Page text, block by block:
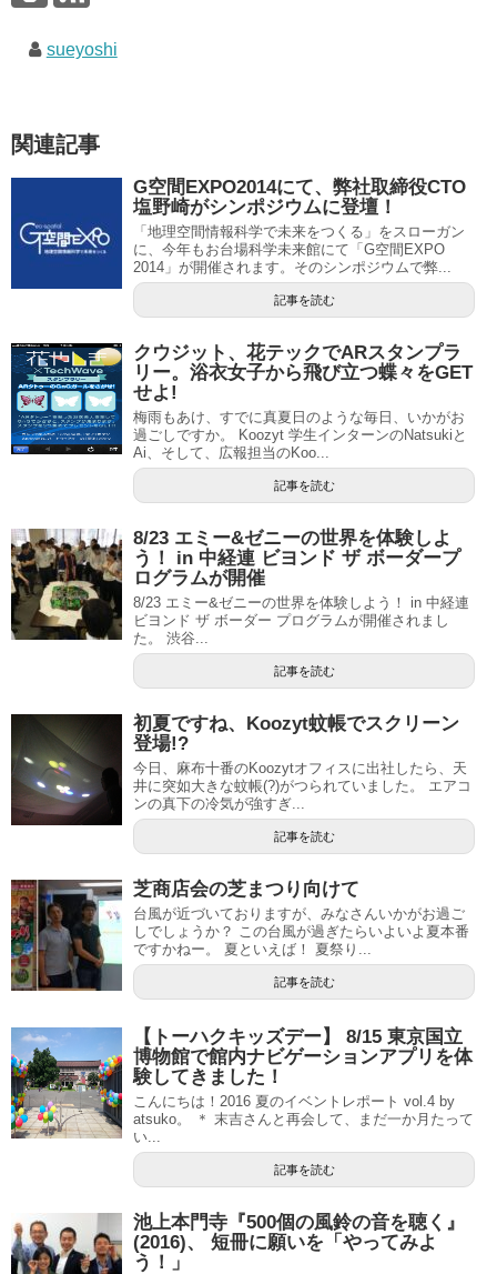
sueyoshi
関連記事
G空間EXPO2014にて、弊社取締役CTO
塩野崎がシンポジウムに登壇！
「地理空間情報科学で未来をつくる」をスローガン
に、今年もお台場科学未来館にて「G空間EXPO
2014」が開催されます。そのシンポジウムで弊...
記事を読む
クウジット、花テックでARスタンプラ
リー。浴衣女子から飛び立つ蝶々をGET
せよ!
梅雨もあけ、すでに真夏日のような毎日、いかがお
過ごしですか。 Koozyt 学生インターンのNatsukiと
Ai、そして、広報担当のKoo...
記事を読む
8/23 エミー&ゼニーの世界を体験しよ
う！ in 中経連 ビヨンド ザ ボーダープ
ログラムが開催
8/23 エミー&ゼニーの世界を体験しよう！ in 中経連
ビヨンド ザ ボーダー プログラムが開催されまし
た。 渋谷...
記事を読む
初夏ですね、Koozyt蚊帳でスクリーン
登場!?
今日、麻布十番のKoozytオフィスに出社したら、天
井に突如大きな蚊帳(?)がつられていました。 エアコ
ンの真下の冷気が強すぎ...
記事を読む
芝商店会の芝まつり向けて
台風が近づいておりますが、みなさんいかがお過ご
しでしょうか？ この台風が過ぎたらいよいよ夏本番
ですかねー。 夏といえば！ 夏祭り...
記事を読む
【トーハクキッズデー】 8/15 東京国立
博物館で館内ナビゲーションアプリを体
験してきました！
こんにちは！2016 夏のイベントレポート vol.4 by
atsuko。 ＊ 末吉さんと再会して、まだ一か月たって
い...
記事を読む
池上本門寺『500個の風鈴の音を聴く』
(2016)、 短冊に願いを「やってみよ
う！」